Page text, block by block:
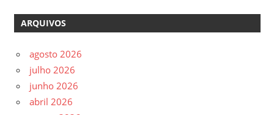
ARQUIVOS
agosto 2026
julho 2026
junho 2026
abril 2026